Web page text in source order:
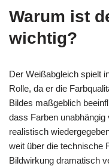
Warum ist
wichtig?
Der Weißabgleich spielt
Rolle, da er die
Bildes maßgeblich
dass Farben
realistisch
weit über die technische
Bildwirkung dramatisch